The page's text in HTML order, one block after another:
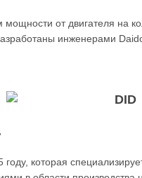
от двигателя на
инженерами
которая